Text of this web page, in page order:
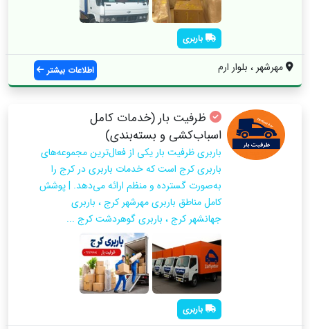
باربری
مهرشهر ، بلوار ارم اطلاعات بیشتر
ظرفیت بار (خدمات کامل
اسباب‌کشی و بسته‌بندی)
باربری ظرفیت بار یکی از فعال‌ترین مجموعه‌های
باربری کرج است که خدمات باربری در کرج را
به‌صورت گسترده و منظم ارائه می‌دهد. | پوشش
کامل مناطق باربری مهرشهر کرج ، باربری
جهانشهر کرج ، باربری گوهردشت کرج ...
باربری